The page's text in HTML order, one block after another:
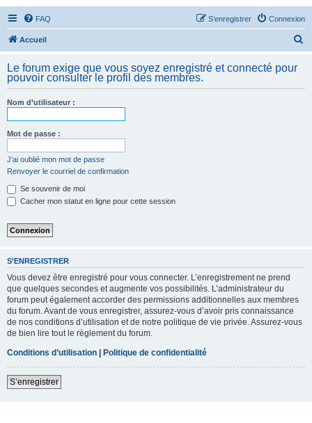
FAQ Connexion
S’enregistrer
Accueil
h
Le forum exige que vous soyez enregistré et connecté pour
pouvoir consulter le profil des membres.
Nom d’utilisateur :
Mot de passe :
J’ai oublié mon mot de passe
Renvoyer le courriel de confirmation
Se souvenir de moi
Cacher mon statut en ligne pour cette session
S’ENREGISTRER
Vous devez être enregistré pour vous connecter. L’enregistrement ne prend
que quelques secondes et augmente vos possibilités. L’administrateur du
forum peut également accorder des permissions additionnelles aux membres
du forum. Avant de vous enregistrer, assurez-vous d’avoir pris connaissance
de nos conditions d’utilisation et de notre politique de vie privée. Assurez-vous
de bien lire tout le règlement du forum.
Conditions d’utilisation | Politique de confidentialité
S’enregistrer